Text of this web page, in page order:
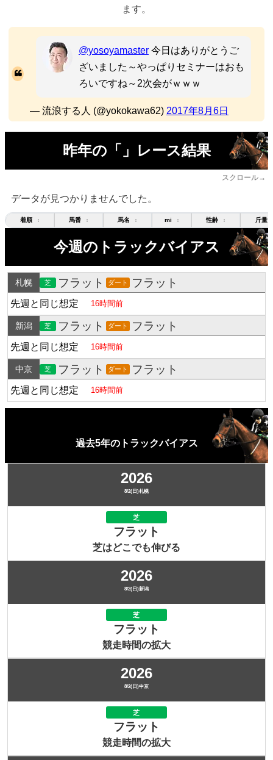
ます。
@yosoyamaster 今日はありがとうご
ざいました～やっぱりセミナーはおも
ろいですね～2次会がｗｗｗ
— 流浪する人 (@yokokawa62) 2017年8月6日
昨年の「」レース結果
スクロール→
データが見つかりませんでした。
着順 ↕ 馬番 ↕ 馬名 ↕ mi ↕ 性齢 ↕ 斤量
今週のトラックバイアス
札幌 芝 フラット ダート フラット
先週と同じ想定 16時間前
新潟 芝 フラット ダート フラット
先週と同じ想定 16時間前
中京 芝 フラット ダート フラット
先週と同じ想定 16時間前
過去5年のトラックバイアス
2026
8/2(日)札幌
芝
フラット
芝はどこでも伸びる
2026
8/2(日)新潟
芝
フラット
競走時間の拡大
2026
8/2(日)中京
芝
フラット
競走時間の拡大